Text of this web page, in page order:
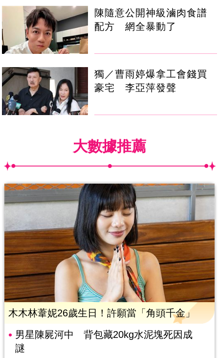
陳隨意公開神級滷肉食譜
配方 網全暴動了
獨／曹雨婷爆拿工會錢買
豪宅 李亞萍發聲
大數據推薦
木木林葦妮26歲生日！許願當「角頭千金」
男星陳屍河中 背包藏20kg水泥塊死因成
謎